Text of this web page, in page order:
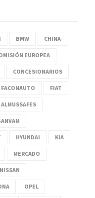
BMW CHINA
EUROPEA
CONCESIONARIOS
FACONAUTO FIAT
ALMUSSAFES
HYUNDAI KIA
MERCADO
NISSAN
OPEL